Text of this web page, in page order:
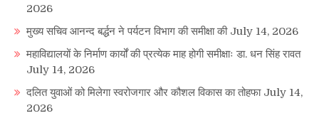
2026
मुख्य सचिव आनन्द बर्द्धन ने पर्यटन विभाग की समीक्षा की July 14, 2026
महाविद्यालयों के निर्माण कार्यों की प्रत्येक माह होगी समीक्षाः डा. धन सिंह रावत
July 14, 2026
दलित युवाओं को मिलेगा स्वरोजगार और कौशल विकास का तोहफा July 14,
2026